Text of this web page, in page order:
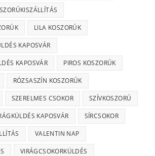
LILA KOSZORÚK
KAPOSVÁR
KAPOSVÁR PIROS KOSZORÚK
RÓZSASZÍN KOSZORÚK
SZERELMES CSOKOR SZÍVKOSZORÚ
KAPOSVÁR SÍRCSOKOR
VALENTIN NAP
VIRÁGCSOKORKÜLDÉS